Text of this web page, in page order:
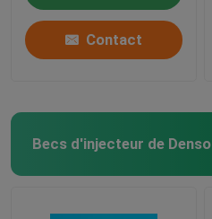
Contact
Becs d'injecteur de Denso